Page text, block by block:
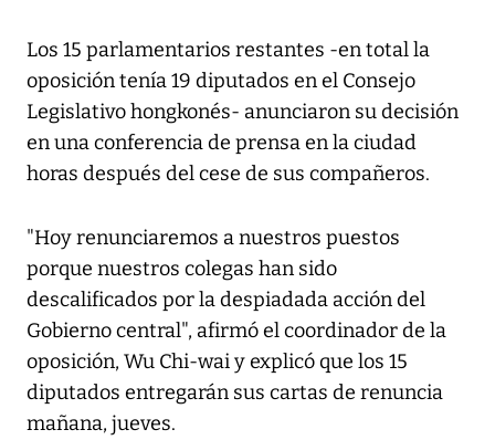
Los 15 parlamentarios restantes -en total la
oposición tenía 19 diputados en el Consejo
Legislativo hongkonés- anunciaron su decisión
en una conferencia de prensa en la ciudad
horas después del cese de sus compañeros.
"Hoy renunciaremos a nuestros puestos
porque nuestros colegas han sido
descalificados por la despiadada acción del
Gobierno central", afirmó el coordinador de la
oposición, Wu Chi-wai y explicó que los 15
diputados entregarán sus cartas de renuncia
mañana, jueves.